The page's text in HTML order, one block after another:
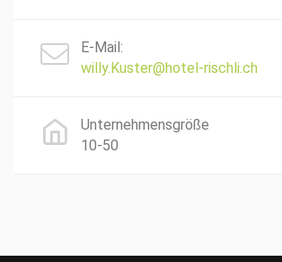
E-Mail:
willy.Kuster@hotel-rischli.ch
Unternehmensgröße
10-50